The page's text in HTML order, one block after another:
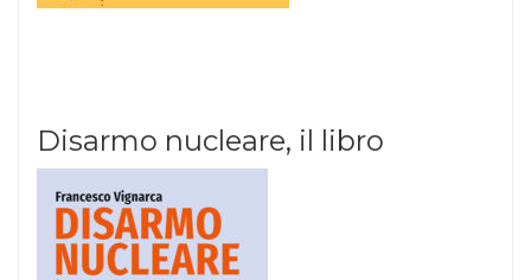
Disarmo nucleare, il libro